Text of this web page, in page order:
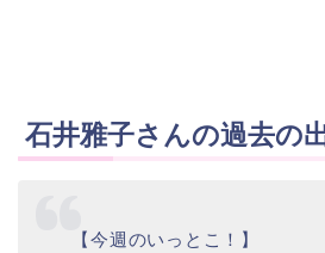
石井雅子さんの過去の
【今週のいっとこ！】